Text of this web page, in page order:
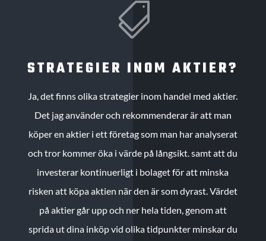

STRATEGIER INOM AKTIER?
Ja, det finns olika strategier inom handel med aktier.
Det jag använder och rekommenderar är att man
köper en aktier i ett företag som man har analyserat
och tror kommer öka i värde på långsikt. samt att du
investerar kontinuerligt i bolaget för att minska
risken att köpa aktien när den är som dyrast. Värdet
på aktier går upp och ner hela tiden, genom att
sprida ut dina inköp vid olika tidpunkter minskar du